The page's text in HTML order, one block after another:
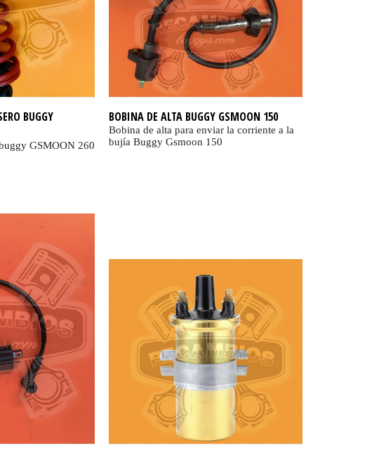
BUGGY
GSMOON 260
BOBINA DE ALTA BUGGY GSMOON 150
Bobina de alta para enviar la corriente a la
bujía Buggy Gsmoon 150